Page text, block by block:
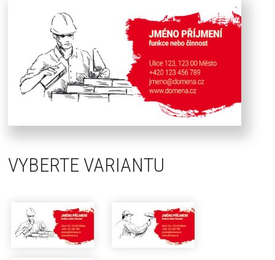
VYBERTE VARIANTU